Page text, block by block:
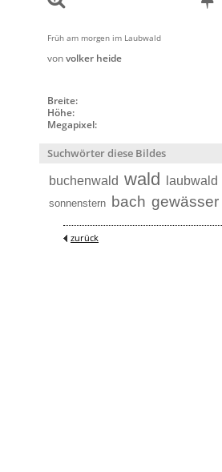
Früh am morgen im Laubwald
vonvolker heide
Breite:
Höhe:
Megapixel:
Suchwörter diese Bildes
buchenwald wald laubwald
sonnenstern bach gewässer
zurück